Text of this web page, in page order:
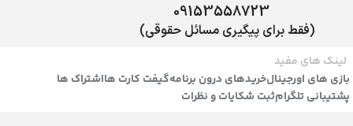
09153558723
(فقط برای پیگیری مسائل حقوقی)
لینک های مفید
بازی های اورجینالخریدهای درون برنامهگیفت کارت هااشتراک ها
پشتیبانی تلگرامثبت شکایات و نظرات